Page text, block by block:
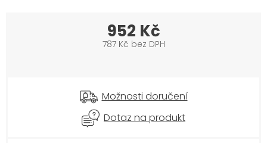
952 Kč
787 Kč bez DPH
Možnosti doručení
Dotaz na produkt